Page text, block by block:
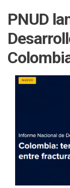
enlaces
de
ayuda
a
la
PNUD